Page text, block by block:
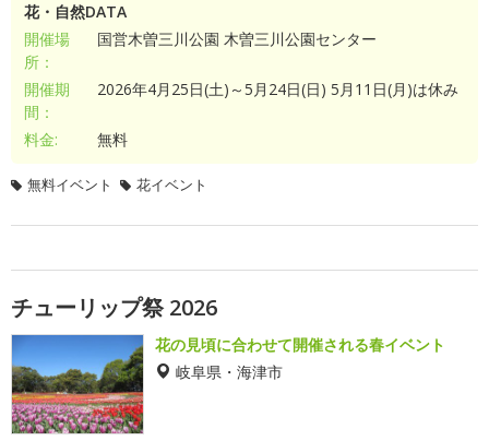
花・自然DATA
開催場
所：
国営木曽三川公園 木曽三川公園センター
開催期
間：
2026年4月25日(土)～5月24日(日) 5月11日(月)は休み
料金: 無料
無料イベント 花イベント
チューリップ祭 2026
花の見頃に合わせて開催される春イベント
岐阜県・海津市